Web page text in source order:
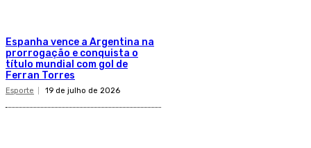
Espanha vence a Argentina na
prorrogação e conquista o
título mundial com gol de
Ferran Torres
Esporte 19 de julho de 2026